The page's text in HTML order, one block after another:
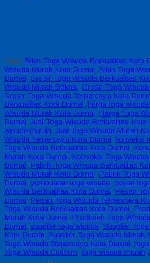
Tags: Bikin Toga Wisuda Berkualitas Kota
Wisuda Murah Kota Dumai, Bikin Toga
Dumai, Grosir Toga Wisuda Berkualitas
Wisuda Murah Bekasi, Grosir Toga
Grosir Toga Wisuda Terpercaya Kota
Berkualitas Kota Dumai, harga toga
Wisuda Murah Kota Dumai, Harga Toga
Dumai, Jual Toga Wisuda Berkualitas Kota
wisuda murah, Jual Toga Wisuda Murah
Wisuda Terpercaya Kota Dumai, konveksi
Toga Wisuda Berkualitas Kota Dumai,
Murah Kota Dumai, Konveksi Toga
Dumai, Pabrik Toga Wisuda Berkualitas
Wisuda Murah Kota Dumai, Pabrik Toga
Dumai, pembuatan toga wisuda, pesan
Wisuda Berkualitas Kota Dumai, Pesan
Dumai, Pesan Toga Wisuda Terpercaya
Toga Wisuda Berkualitas Kota Dumai,
Murah Kota Dumai, Produsen Toga
Dumai, supplier toga wisuda, Supplier
Kota Dumai, Supplier Toga Wisuda Murah
Toga Wisuda Terpercaya Kota Dumai,
Toga Wisuda Custom, toga wisuda murah,